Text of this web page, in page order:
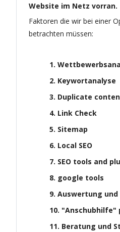
Website im Netz vorran.
Faktoren die wir bei einer
betrachten müssen:
1.
2. Keywortanalyse
3. Duplicate
4. Link Check
5. Sitemap
6. Local SEO
7. SEO tools and
8. google tools
9. Auswertung
10. "Anschubhilfe"
11. Beratung und